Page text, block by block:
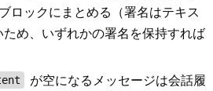
ロックにまとめる（署名はテキス
ため、いずれかの署名を保持すれば
が空になるメッセージは会話履